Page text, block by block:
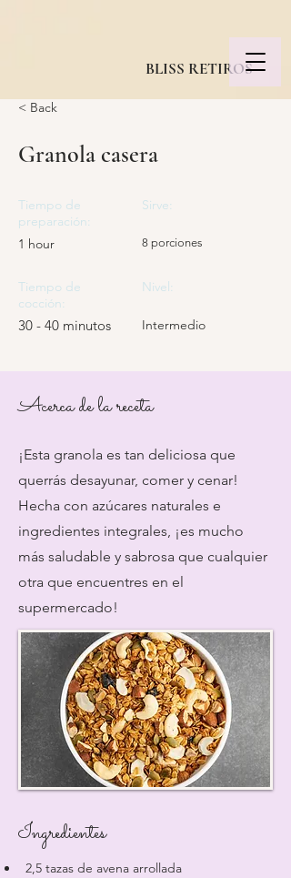
BLISS RETIROS
< Back
Granola casera
Tiempo de
preparación:
1 hour
Tiempo de
cocción:
30 - 40 minutos
Sirve:
8 porciones
Nivel:
Intermedio
Acerca de la receta
¡Esta granola es tan deliciosa que
querrás desayunar, comer y cenar!
Hecha con azúcares naturales e
ingredientes integrales, ¡es mucho
más saludable y sabrosa que cualquier
otra que encuentres en el
supermercado!
Ingredientes
2,5 tazas de avena arrollada